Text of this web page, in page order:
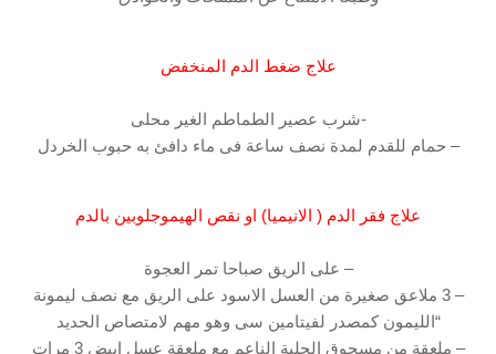
علاج ضغط الدم المنخفض
-شرب عصير الطماطم الغير محلى
– حمام للقدم لمدة نصف ساعة فى ماء دافئ به حبوب الخردل
علاج فقر الدم ( الانيميا) او نقص الهيموجلوبين بالدم
– على الريق صباحا تمر العجوة
– 3 ملاعق صغيرة من العسل الاسود على الريق مع نصف ليمونة
“الليمون كمصدر لفيتامين سى وهو مهم لامتصاص الحديد
– ملعقة من مسحوق الحلبة الناعم مع ملعقة عسل ابيض 3 مرات